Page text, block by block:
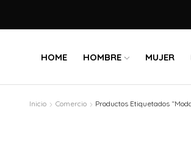
HOME HOMBRE MUJER
Inicio Comercio Productos Etiquetados